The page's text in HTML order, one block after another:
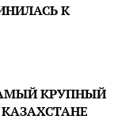
К
КРУПНЫЙ